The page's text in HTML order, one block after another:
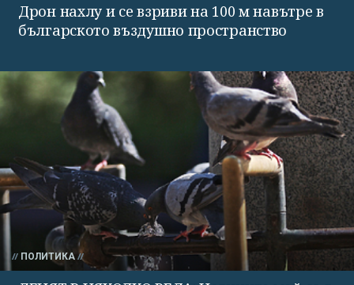
Дрон нахлу и се взриви на 100 м навътре в
българското въздушно пространство
ПОЛИТИКА